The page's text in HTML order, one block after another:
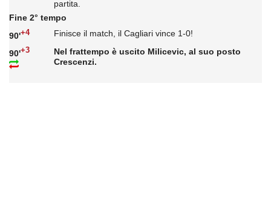
partita.
Fine 2° tempo
90'+4 Finisce il match, il Cagliari vince 1-0!
90'+3
Nel frattempo è uscito Milicevic, al suo posto
Crescenzi.